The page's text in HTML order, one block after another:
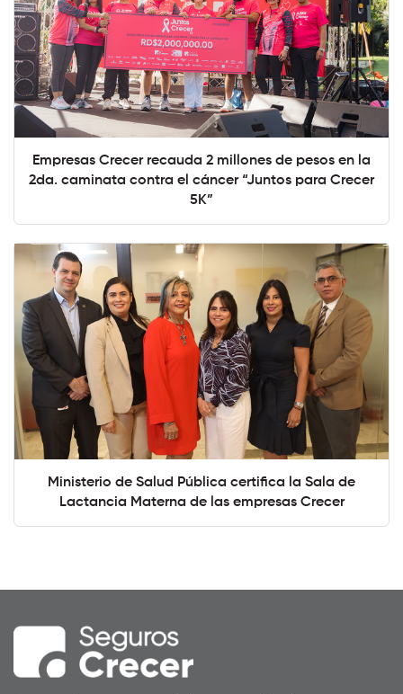
Empresas Crecer recauda 2 millones de pesos en la
2da. caminata contra el cáncer “Juntos para Crecer
5K”
Ministerio de Salud Pública certifica la Sala de
Lactancia Materna de las empresas Crecer